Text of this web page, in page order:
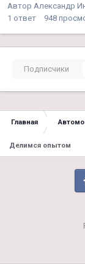
Автор Александр
1 ответ 948
Подписчики
Главная
Делимся опытом